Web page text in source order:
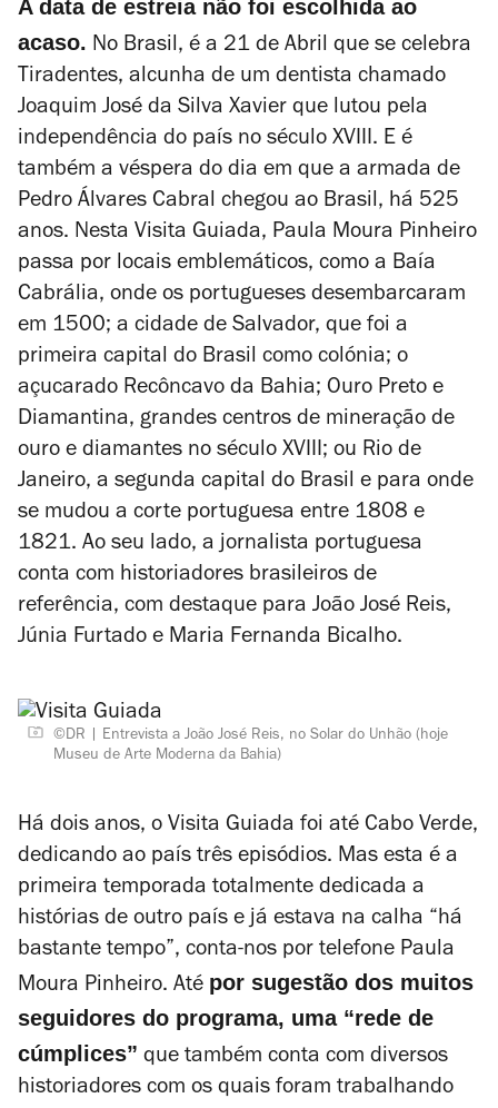
A data de estreia não foi escolhida ao
acaso. No Brasil, é a 21 de Abril que se celebra
Tiradentes, alcunha de um dentista chamado
Joaquim José da Silva Xavier que lutou pela
independência do país no século XVIII. E é
também a véspera do dia em que a armada de
Pedro Álvares Cabral chegou ao Brasil, há 525
anos. Nesta Visita Guiada, Paula Moura Pinheiro
passa por locais emblemáticos, como a Baía
Cabrália, onde os portugueses desembarcaram
em 1500; a cidade de Salvador, que foi a
primeira capital do Brasil como colónia; o
açucarado Recôncavo da Bahia; Ouro Preto e
Diamantina, grandes centros de mineração de
ouro e diamantes no século XVIII; ou Rio de
Janeiro, a segunda capital do Brasil e para onde
se mudou a corte portuguesa entre 1808 e
1821. Ao seu lado, a jornalista portuguesa
conta com historiadores brasileiros de
referência, com destaque para João José Reis,
Júnia Furtado e Maria Fernanda Bicalho.
©DR
Entrevista a João José Reis, no Solar do Unhão (hoje
Museu de Arte Moderna da Bahia)
Há dois anos, o Visita Guiada foi até Cabo Verde,
dedicando ao país três episódios. Mas esta é a
primeira temporada totalmente dedicada a
histórias de outro país e já estava na calha “há
bastante tempo”, conta-nos por telefone Paula
Moura Pinheiro. Até por sugestão dos muitos
seguidores do programa, uma “rede de
cúmplices” que também conta com diversos
historiadores com os quais foram trabalhando